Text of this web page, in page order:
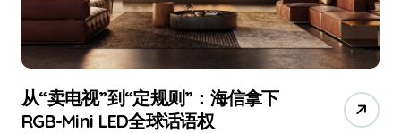
从“卖电视”到“定规则”：海信拿下
RGB-Mini LED全球话语权